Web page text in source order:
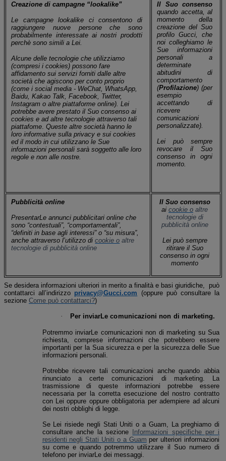
Creazione di campagne “lookalike”
Le campagne lookalike ci consentono di
raggiungere nuove persone che sono
probabilmente interessate ai nostri prodotti
perchè sono simili a Lei.
Alcune delle tecnologie che utilizziamo
(compresi i cookies)possono fare
affidamento sui servizi forniti dalle altre
società che agiscono per conto proprio
(come isocial media - WeChat, WhatsApp,
Baidu, Kakao Talk, Facebook, Twitter,
Instagram o altre piattaforme online). Lei
potrebbe avere prestato il Suo consenso ai
cookies e ad altre tecnologie attraverso tali
piattafome. Queste altre società hanno le
loro informative sulla privacy e sui cookies
ed il modo in cui utilizzano le Sue
informazioni personali sarà soggetto alle loro
regole e non alle nostre.
Il Suo consenso
quando accetta, al
momento della
creazione del Suo
profilo Gucci, che
noi colleghiamo le
Sue informazioni
personali
a
determinate
abitudini di
comportamento
(Profilazione) (per
esempio
accettando di
ricevere
comunicazioni
personalizzate).
Lei può sempre
revocare il Suo
consenso in ogni
momento.
Pubblicità online
PresentarLe annunci pubblicitari online che
sono “contestuali”, “comportamentali”,
“definiti in base agli interessi” o “su misura”,
anche attraverso l’utilizzo dicookie o altre
tecnologie di pubblicità online
Il Suo consenso
ai cookie o altre
tecnologie di
pubblicità online
Lei può sempre
ritirare il Suo
consenso in ogni
momento
Se desidera informazioni ulteriori in merito a finalità e basi giuridiche,
può
contattarci all’indirizzo privacy@Gucci.com
(oppure può consultare la
sezione Come può contattarci?)
· Per inviarLe comunicazioni non di marketing.
Potremmo inviarLe comunicazioni non di marketing su Sua
richiesta, comprese informazioni che potrebbero essere
importanti per la Sua sicurezza e per la sicurezza delle Sue
informazioni personali.
Potrebbe ricevere tali comunicazioni anche quando abbia
rinunciato a certe comunicazioni di marketing. La
trasmissione di queste informazioni potrebbe essere
necessaria per la corretta esecuzione del nostro contratto
con Lei oppure oppure obbligatoria per adempiere ad alcuni
dei nostri obblighi di legge.
Se Lei risiede negli Stati Uniti o a Guam, La preghiamo di
consultare anche la sezione
Informazioni specifiche per i
residenti negli Stati Uniti o a Guam per ulteriori informazioni
su come e quando potremmo utilizzare il Suo numero di
telefono per inviarLe dei messaggi.